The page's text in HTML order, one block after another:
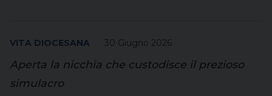
30 Giugno 2026
VITA DIOCESANA
Aperta la nicchia che custodisce il prezioso
simulacro